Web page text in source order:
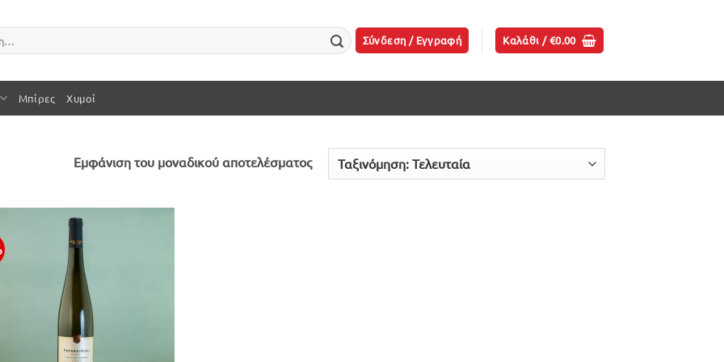
Σύνδεση / Εγγραφή Καλάθι /€0.00
Μπίρες Χυμοί
Εμφάνιση του μοναδικού αποτελέσματος